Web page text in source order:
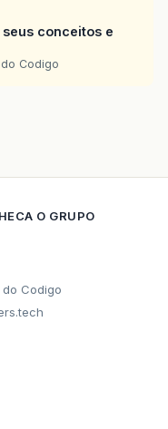
conceitos e
Codigo
O GRUPO
do Codigo